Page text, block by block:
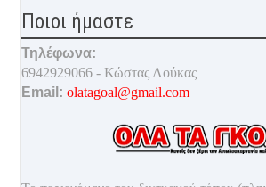
Ποιοι ήμαστε
Τηλέφωνα:
6942929066 - Κώστας Λούκας
Email: olatagoal@gmail.com